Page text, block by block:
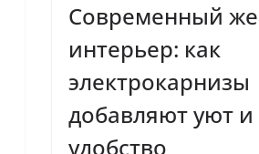
Современный
интерьер: как
электрокарнизы
добавляют уют и
удобство